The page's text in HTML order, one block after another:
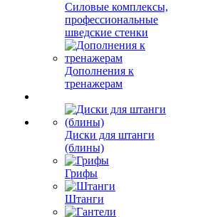
Силовые комплексы,
профессиональные
шведские стенки
Дополнения к
тренажерам
Диски для штанги
(блины)
Грифы
Штанги